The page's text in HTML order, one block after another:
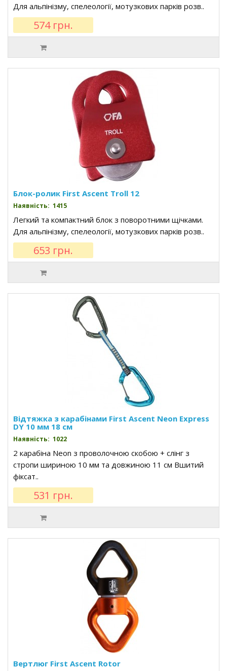
Для альпінізму, спелеології, мотузкових парків розв..
574 грн.
Блок-ролик First Ascent Troll 12
Наявність: 1415
Легкий та компактний блок з поворотними щічками.
Для альпінізму, спелеології, мотузкових парків розв..
653 грн.
Відтяжка з карабінами First Ascent Neon Express
DY 10 мм 18 см
Наявність: 1022
2 карабіна Neon з проволочною скобою + слінг з
стропи шириною 10 мм та довжиною 11 см Вшитий
фіксат..
531 грн.
Вертлюг First Ascent Rotor